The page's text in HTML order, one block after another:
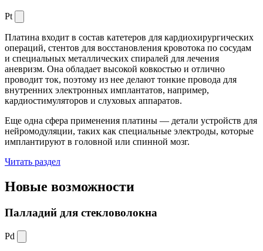
Pt
Платина входит в состав катетеров для кардиохирургических
операций, стентов для восстановления кровотока по сосудам
и специальных металлических спиралей для лечения
аневризм. Она обладает высокой ковкостью и отлично
проводит ток, поэтому из нее делают тонкие провода для
внутренних электронных имплантатов, например,
кардиостимуляторов и слуховых аппаратов.
Еще одна сфера применения платины — детали устройств для
нейромодуляции, таких как специальные электроды, которые
имплантируют в головной или спинной мозг.
Читать раздел
Новые возможности
Палладий для стекловолокна
Pd